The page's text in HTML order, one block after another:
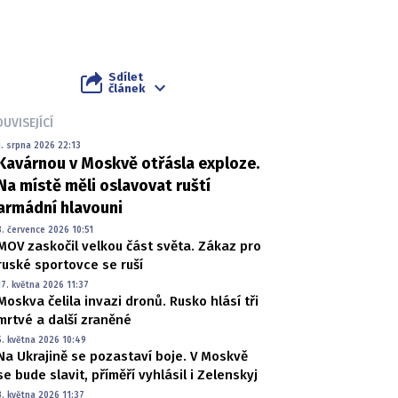
Sdílet
článek
srpna 2026 22:13
v Moskvě otřásla exploze.
místě měli oslavovat ruští
hlavouni
července 2026 10:51
zaskočil velkou část světa. Zákaz pro
sportovce se ruší
května 2026 11:37
čelila invazi dronů. Rusko hlásí tři
a další zraněné
května 2026 10:49
Ukrajině se pozastaví boje. V Moskvě
bude slavit, příměří vyhlásil i Zelenskyj
května 2026 11:37